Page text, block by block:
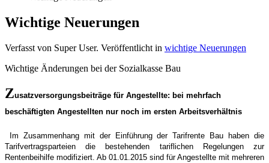
Wichtige Neuerungen
Verfasst von Super User. Veröffentlicht in wichtige Neuerungen
Wichtige Änderungen bei der Sozialkasse Bau
Zusatzversorgungsbeiträge für Angestellte: bei mehrfach
beschäftigten Angestellten nur noch im ersten Arbeitsverhältnis
Im Zusammenhang mit der Einführung der Tarifrente Bau haben die
Tarifvertragsparteien die bestehenden tariflichen Regelungen zur
Rentenbeihilfe modifiziert. Ab 01.01.2015 sind für Angestellte mit mehreren